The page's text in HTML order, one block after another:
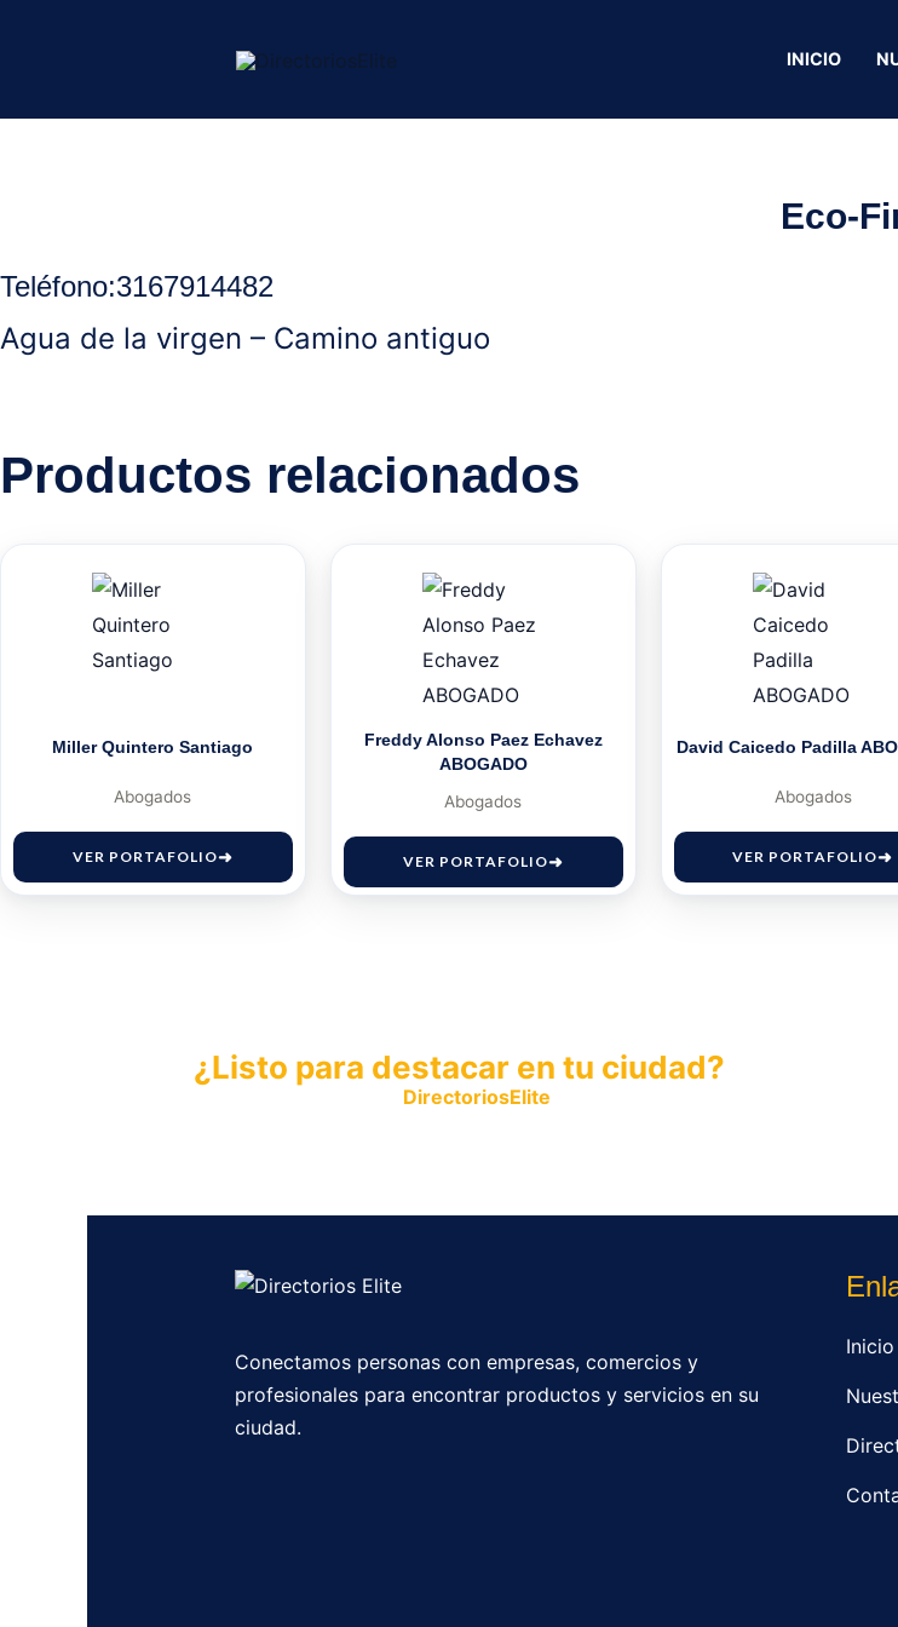
INICIO
Eco-
Teléfono:3167914482
Agua de la virgen – Camino antiguo
Productos relacionados
Miller Quintero Santiago
Abogados
VER PORTAFOLIO
Freddy Alonso Paez Echavez
ABOGADO
Abogados
VER PORTAFOLIO
David Caicedo Padilla
Abogados
VER PORTAFOLIO
¿Listo para destacar en tu ciudad?
DirectoriosElite
Conectamos personas con empresas, comercios y
profesionales para encontrar productos y servicios en su
ciudad.
Inicio